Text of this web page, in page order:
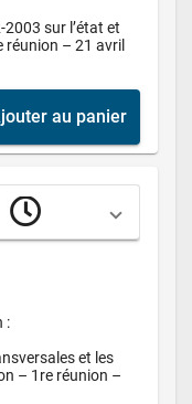
sur l’état et
réunion – 21 avril
au panier
:
et les
– 1re réunion –